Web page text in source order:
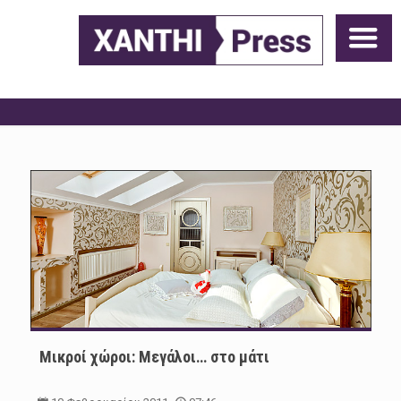
Μικροί χώροι: Μεγάλοι… στο μάτι